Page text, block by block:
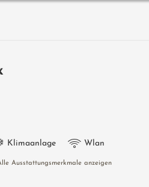
Klimaanlage Wlan
Ausstattungsmerkmale anzeigen